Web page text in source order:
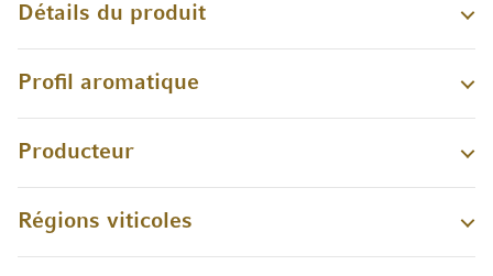
Détails du produit
Profil aromatique
Producteur
Régions viticoles